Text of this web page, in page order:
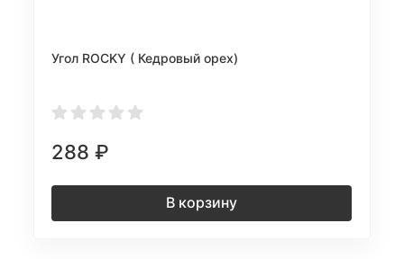
Угол ROCKY ( Кедровый орех)
288₽
В корзину